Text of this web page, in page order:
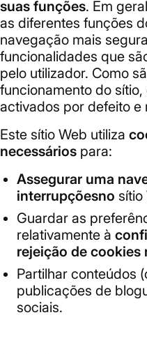
suas funções. Em
as diferentes funções
navegação mais
funcionalidades que
pelo utilizador. Como
funcionamento do
activados por defeito e
Este sítio Web utiliza
necessários para:
Assegurar uma
interrupçõesno sítio
Guardar as
relativamente à
rejeição de cookies
Partilhar conteúdos
publicações de
sociais.